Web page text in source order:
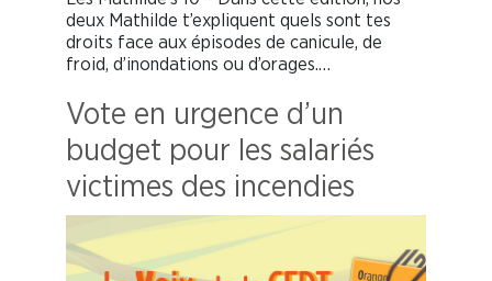
deux Mathilde t’expliquent quels sont tes
droits face aux épisodes de canicule, de
froid, d’inondations ou d’orages.…
Vote en urgence d’un
budget pour les salariés
victimes des incendies